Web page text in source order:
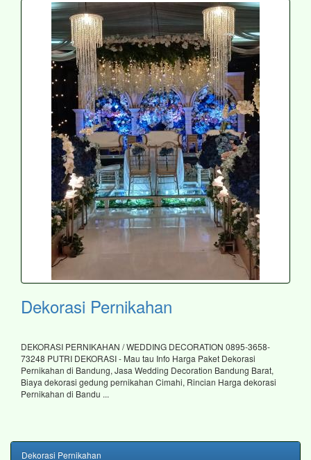
Dekorasi Pernikahan
DEKORASI PERNIKAHAN / WEDDING DECORATION 0895-3658-
73248 PUTRI DEKORASI - Mau tau Info Harga Paket Dekorasi
Pernikahan di Bandung, Jasa Wedding Decoration Bandung Barat,
Biaya dekorasi gedung pernikahan Cimahi, Rincian Harga dekorasi
Pernikahan di Bandu ...
Dekorasi Pernikahan